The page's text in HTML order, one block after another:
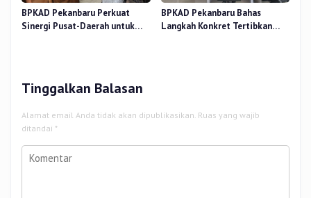
BPKAD Pekanbaru Perkuat
Sinergi Pusat-Daerah untuk
BPKAD Pekanbaru Bahas
Langkah Konkret Tertibkan
Tinggalkan Balasan
Alamat email Anda tidak akan dipublikasikan. Ruas yang wajib
ditandai *